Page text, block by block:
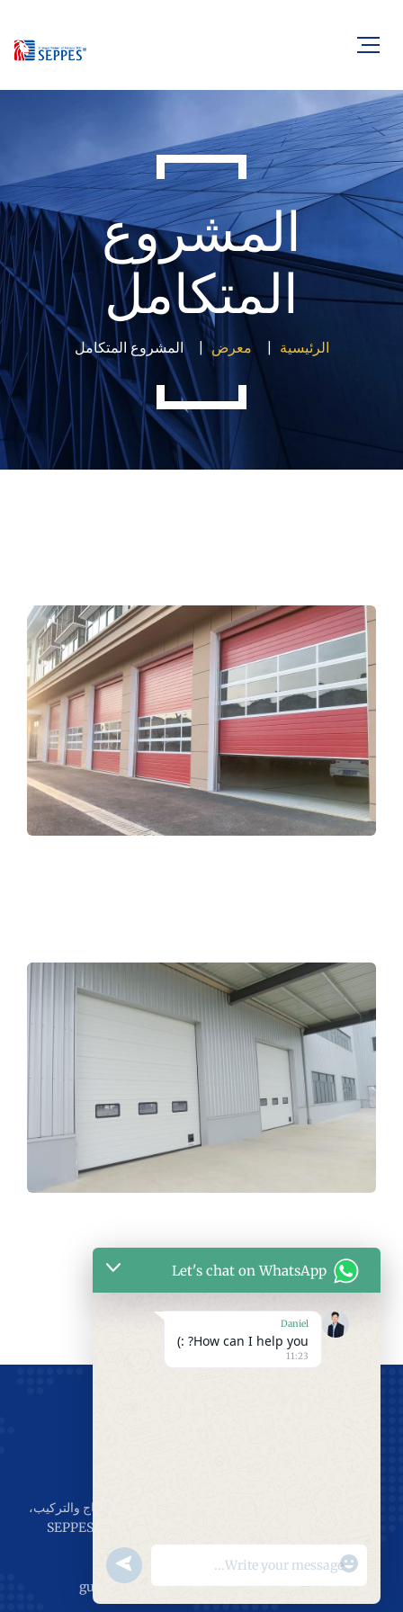
المشروع
المتكامل
الرئيسية معرض المشروع المتكامل
تأسست في عام 2011، ولديها 15 عامًا من الخبرة في الإنتاج والتركيب،
وتهدف إلى خدمة العالم، وجعل العالم يستمتع بأبواب SEPPES
الصناعية.
المبيعات: دانيال +8618051857385
البريد الإلكتروني: guangxu@seppes.com.cn
Let's chat on WhatsApp
Daniel
How can I help you? :)
11:23
"+chaty_settings.lang.emoji_picker+"
WhatsApp
undefined